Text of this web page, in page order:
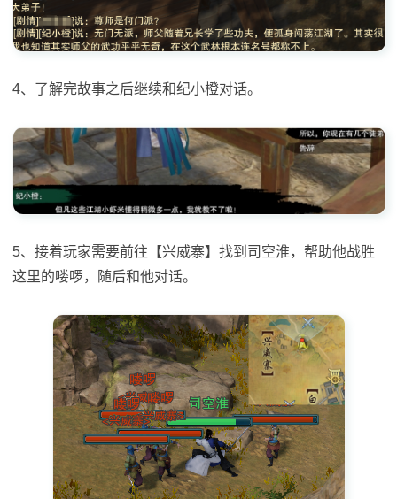
4、了解完故事之后继续和纪小橙对话。
5、接着玩家需要前往【兴威寨】找到司空淮，帮助他战胜
这里的喽啰，随后和他对话。